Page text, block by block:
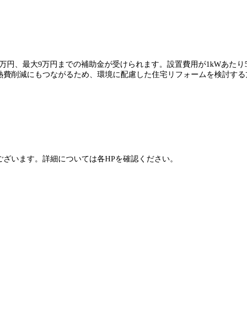
円、最大9万円までの補助金が受けられます。設置費用が1kWあた
削減にもつながるため、環境に配慮した住宅リフォームを検討する
います。詳細については各HPを確認ください。